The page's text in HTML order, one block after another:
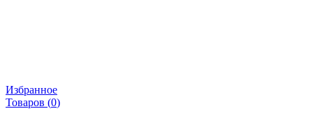
Избранное
Товаров (0)